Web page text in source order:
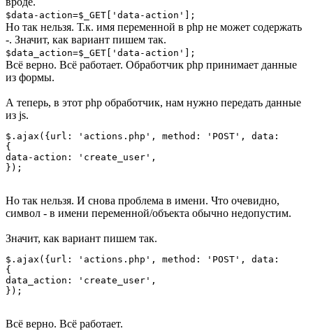
$data-action=$_GET['data-action'];
Но так нельзя. Т.к. имя переменной в php не может содержать
-. Значит, как вариант пишем так.
$data_action=$_GET['data-action'];
Всё верно. Всё работает. Обработчик php принимает данные
из формы.
А теперь, в этот php обработчик, нам нужно передать данные
из js.
$.ajax({url: 'actions.php', method: 'POST', data:
{
data-action: 'create_user',
});
Но так нельзя. И снова проблема в имени. Что очевидно,
символ - в имени переменной/объекта обычно недопустим.
Значит, как вариант пишем так.
$.ajax({url: 'actions.php', method: 'POST', data:
{
data_action: 'create_user',
});
Всё верно. Всё работает.